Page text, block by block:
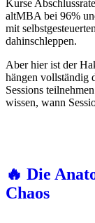
Kurse
altMBA bei 96%
mit
dahinschleppen.
Aber hier ist der
hängen vollständig
Sessions
wissen, wann
🔥 Die
Chaos